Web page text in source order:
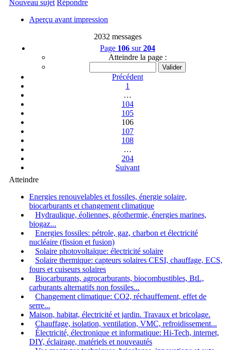
Nouveau sujet Répondre
Aperçu avant impression
2032 messages
Page 106 sur204
Atteindre la page :
Précédent
1
…
104
105
106
107
108
…
204
Suivant
Atteindre
Energies renouvelables et fossiles, énergie solaire,
biocarburants et changement climatique
Hydraulique, éoliennes, géothermie, énergies marines,
biogaz...
Energies fossiles: pétrole, gaz, charbon et électricité
nucléaire (fission et fusion)
Solaire photovoltaïque: électricité solaire
Solaire thermique: capteurs solaires CESI, chauffage, ECS,
fours et cuiseurs solaires
Biocarburants, agrocarburants, biocombustibles, BtL,
carburants alternatifs non fossiles...
Changement climatique: CO2, réchauffement, effet de
serre...
Maison, habitat, électricité et jardin. Travaux et bricolage.
Chauffage, isolation, ventilation, VMC, refroidissement...
Électricité, électronique et informatique: Hi-Tech, internet,
DIY, éclairage, matériels et nouveautés